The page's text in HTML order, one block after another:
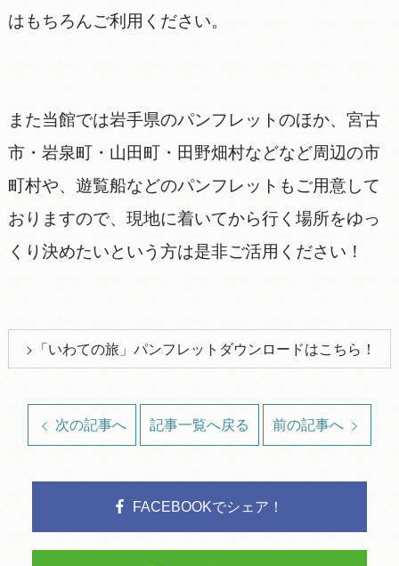
はもちろんご利用ください。
また当館では岩手県のパンフレットのほか、宮古
市・岩泉町・山田町・田野畑村などなど周辺の市
町村や、遊覧船などのパンフレットもご用意して
おりますので、現地に着いてから行く場所をゆっ
くり決めたいという方は是非ご活用ください！
「いわての旅」パンフレットダウンロードはこちら！
次の記事へ 記事一覧へ戻る 前の記事へ
FACEBOOKでシェア！